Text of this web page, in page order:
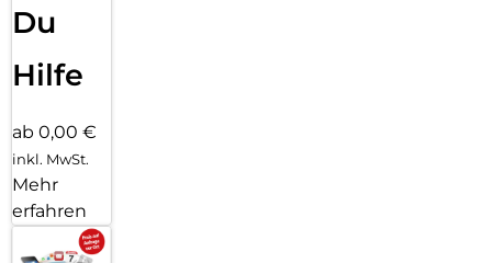
Du
Hilfe
ab 0,00 €
inkl. MwSt.
Mehr
erfahren